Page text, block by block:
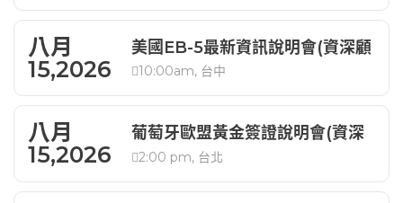
八月
15,2026
美國EB-5最新資訊說明會(資深顧
問解析)
10:00am, 台中
八月
15,2026
葡萄牙歐盟黃金簽證說明會(資深
顧問解析)
2:00 pm, 台北